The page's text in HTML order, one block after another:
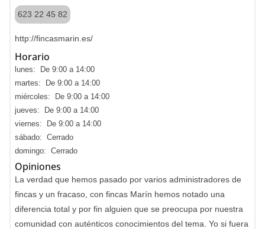
623 22 45 82
http://fincasmarin.es/
Horario
lunes: De 9:00 a 14:00
martes: De 9:00 a 14:00
miércoles: De 9:00 a 14:00
jueves: De 9:00 a 14:00
viernes: De 9:00 a 14:00
sábado: Cerrado
domingo: Cerrado
Opiniones
La verdad que hemos pasado por varios administradores de
fincas y un fracaso, con fincas Marín hemos notado una
diferencia total y por fin alguien que se preocupa por nuestra
comunidad con auténticos conocimientos del tema. Yo si fuera